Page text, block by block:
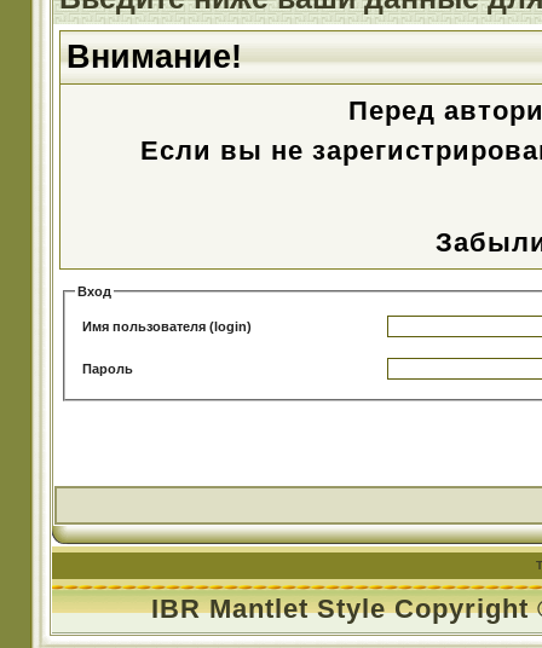
Внимание!
Перед
Если вы не
Вход
Имя пользователя (login)
Пароль
IBR Mantlet Style Copyright